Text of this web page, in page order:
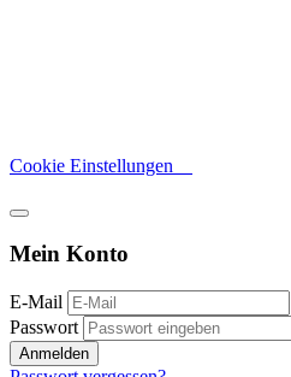
Cookie Einstellungen
Mein Konto
E-Mail
Passwort
Anmelden